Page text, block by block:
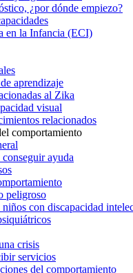
¿por dónde empiezo?
en la Infancia (ECI)
aprendizaje
al Zika
visual
relacionados
comportamiento
ayuda
peligroso
niños con discapacidad
crisis
servicios
del comportamiento